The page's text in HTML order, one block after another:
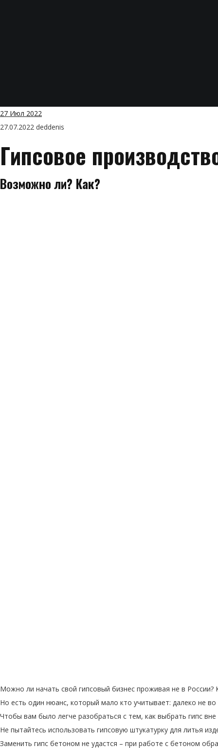
27 Июл 2022
27.07.2022 deddenis
Гипсовое
Возможно ли? Как?
Можно ли начать свой гипсовый бизнес проживая не в России?
Но есть один нюанс, который мало кто учитывает: далеко не во
Чтобы вам было легче разобраться с тем, как выбрать гипс
Не пытайтесь использовать гипсовую штукатурку для литья
Заменить гипс бетоном не удастся – при работе с бетоном